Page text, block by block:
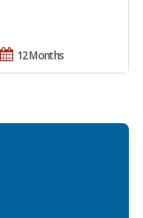
12 Months